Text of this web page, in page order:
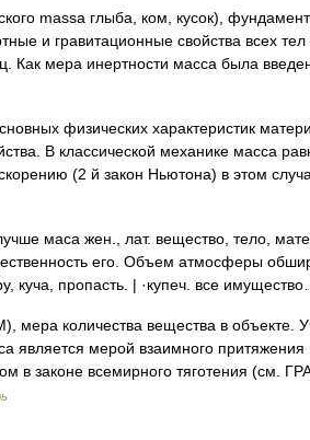
massa глыба, ком, кусок),
и гравитационные свойства всех тел
Как мера инертности масса была
физических характеристик
В классической механике масса
(2 й закон Ньютона) в этом
маса жен., лат. вещество, тело,
его. Объем атмосферы
куча, пропасть. | ·купеч. все
мера количества вещества в объекте.
является мерой взаимного
в законе всемирного тяготения (см.